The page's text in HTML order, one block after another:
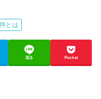
とは
送る Pocket